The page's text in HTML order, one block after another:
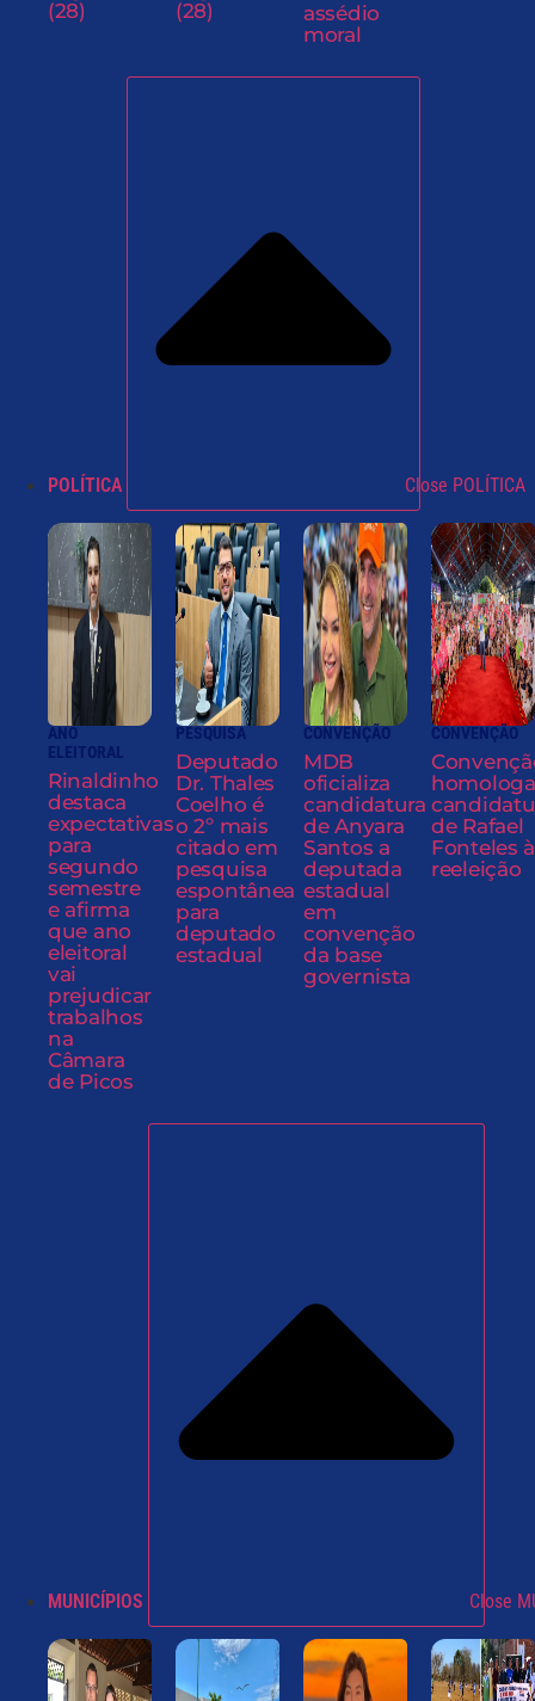
(28)
(28)
assédio
moral
POLÍTICA Close POLÍTICA
ANO
ELEITORAL
Rinaldinho
destaca
expectativas
para
segundo
semestre
e afirma
que ano
eleitoral
vai
prejudicar
trabalhos
na
Câmara
de Picos
PESQUISA
Deputado
Dr. Thales
Coelho é
o 2º mais
citado em
pesquisa
espontânea
para
deputado
estadual
CONVENÇÃO
MDB
oficializa
candidatura
de Anyara
Santos a
deputada
estadual
em
convenção
da base
governista
CONVENÇÃO
homologa
de Rafael
Fonteles à
reeleição
MUNICÍPIOS Close